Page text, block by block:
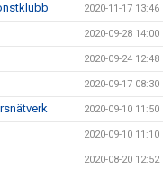
2020-11-17 13:46
2020-09-28 14:00
2020-09-24 12:48
2020-09-17 08:30
2020-09-10 11:50
2020-09-10 11:10
2020-08-20 12:52